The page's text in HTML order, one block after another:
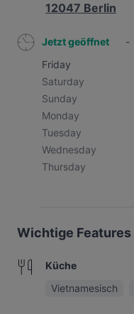
12047 Berlin
Jetzt geöffnet -
Friday
Saturday
Sunday
Monday
Tuesday
Wednesday
Thursday
Wichtige Features
Küche
Vietnamesisch